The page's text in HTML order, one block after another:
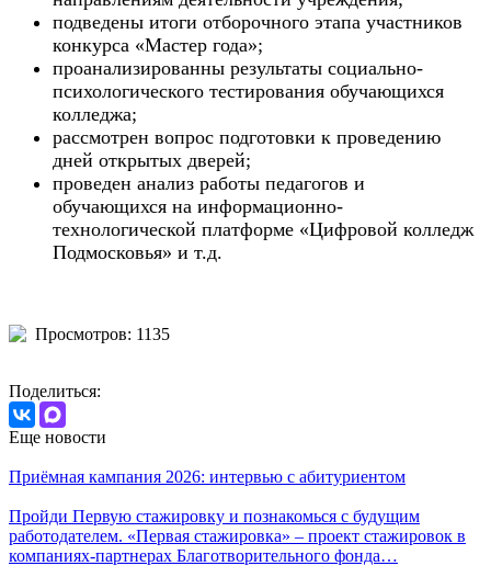
подведены итоги отборочного этапа участников
конкурса «Мастер года»;
проанализированны результаты социально-
психологического тестирования обучающихся
колледжа;
рассмотрен вопрос подготовки к проведению
дней открытых дверей;
проведен анализ работы педагогов и
обучающихся на информационно-
технологической платформе «Цифровой колледж
Подмосковья» и т.д.
Просмотров: 1135
Поделиться:
Еще новости
Приёмная кампания 2026: интервью с абитуриентом
Пройди Первую стажировку и познакомься с будущим
работодателем. «Первая стажировка» – проект стажировок в
компаниях-партнерах Благотворительного фонда…